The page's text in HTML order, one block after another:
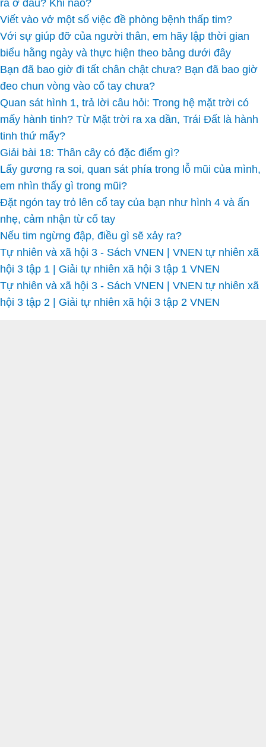
ra ở đâu? Khi nào?
Viết vào vở một số việc đề phòng bệnh thấp tim?
Với sự giúp đỡ của người thân, em hãy lập thời gian
biểu hằng ngày và thực hiện theo bảng dưới đây
Bạn đã bao giờ đi tất chân chật chưa? Bạn đã bao giờ
đeo chun vòng vào cổ tay chưa?
Quan sát hình 1, trả lời câu hỏi: Trong hệ mặt trời có
mấy hành tinh? Từ Mặt trời ra xa dần, Trái Đất là hành
tinh thứ mấy?
Giải bài 18: Thân cây có đặc điểm gì?
Lấy gương ra soi, quan sát phía trong lỗ mũi của mình,
em nhìn thấy gì trong mũi?
Đặt ngón tay trỏ lên cổ tay của bạn như hình 4 và ấn
nhẹ, cảm nhận từ cổ tay
Nếu tim ngừng đập, điều gì sẽ xảy ra?
Tự nhiên và xã hội 3 - Sách VNEN | VNEN tự nhiên xã
hội 3 tập 1 | Giải tự nhiên xã hội 3 tập 1 VNEN
Tự nhiên và xã hội 3 - Sách VNEN | VNEN tự nhiên xã
hội 3 tập 2 | Giải tự nhiên xã hội 3 tập 2 VNEN